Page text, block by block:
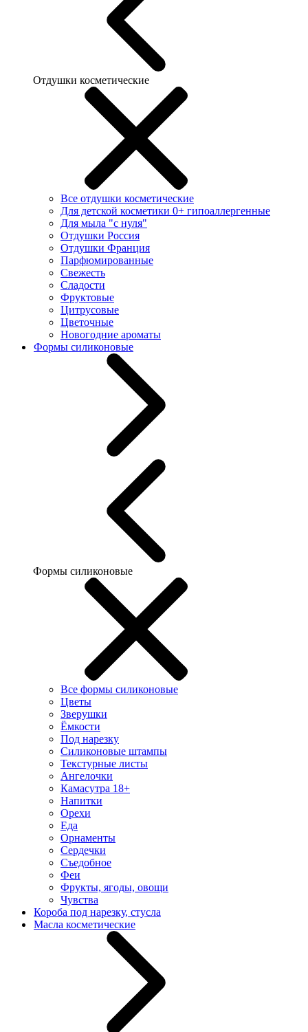
Отдушки косметические
Все отдушки косметические
Для детской косметики 0+ гипоаллергенные
Для мыла "с нуля"
Отдушки Россия
Отдушки Франция
Парфюмированные
Свежесть
Сладости
Фруктовые
Цитрусовые
Цветочные
Новогодние ароматы
Формы силиконовые
Формы силиконовые
Все формы силиконовые
Цветы
Зверушки
Ёмкости
Под нарезку
Силиконовые штампы
Текстурные листы
Ангелочки
Камасутра 18+
Напитки
Орехи
Еда
Орнаменты
Сердечки
Съедобное
Феи
Фрукты, ягоды, овощи
Чувства
Короба под нарезку, стусла
Масла косметические